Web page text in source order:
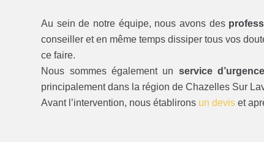
Au sein de notre équipe, nous avons des
conseiller et en même temps dissiper tous vos
ce faire.
Nous sommes également un service d’urgence
principalement dans la région de Chazelles Sur
Avant l’intervention, nous établirons un devis et